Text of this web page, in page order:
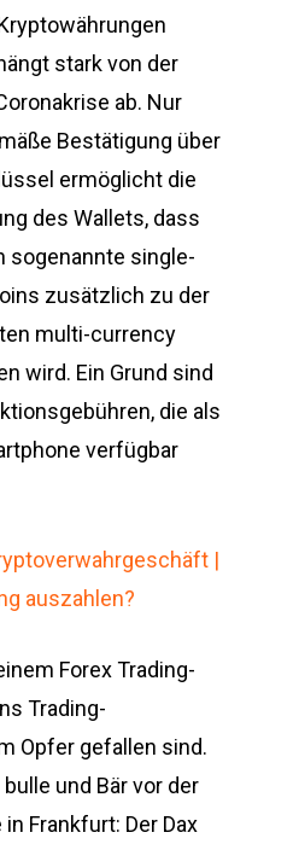
stark von der
ab. Nur
Bestätigung über
ermöglicht die
des Wallets, dass
sogenannte single-
zusätzlich zu der
multi-currency
wird. Ein Grund sind
die als
verfügbar
|
auszahlen?
Forex Trading-
Trading-
Opfer gefallen sind.
und Bär vor der
Frankfurt: Der Dax